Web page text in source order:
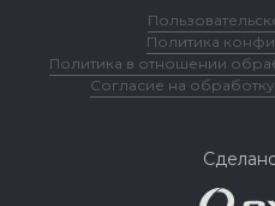
Политика
Политика в отношении
Согласие на